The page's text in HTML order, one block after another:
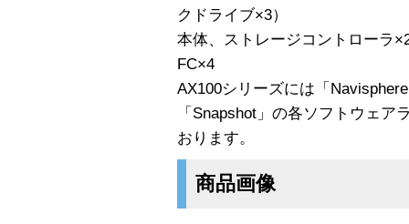
クドライブ×3）
本体、ストレージコントローラ
FC×4
AX100シリーズには「
「Snapshot」の各ソフトウェ
おります。
商品画像